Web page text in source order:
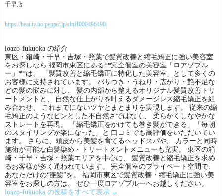
千早店
https://beauty.hotpepper.jp/slnH000496490/
loazo-fukuoka の紹介
東区・箱崎・千早・吉塚・照葉で髪質改善と縮毛矯正に強い美容室
をお探しなら 福岡市東区にある**完全個室の美容室「ロアゾブル
ー」**は、 「髪質改善と縮毛矯正に特化した美容室」として多くの
お客様に支持されています。 パサつき・うねり・広がり・艶不足な
どの髪の悩みに対し、 髪の内部から整えるオリジナル髪質改善トリ
ートメントと、 自然な仕上がりを叶えるダメージレス縮毛矯正を組
み合わせ、 これまでにないツヤとまとまりを実現します。 従来の縮
毛矯正のようなピンとした不自然さではなく、 柔らかくしなやかな
ストレートを再現。 「縮毛矯正をかけても巻き髪ができる」「毎朝
のスタイリングが楽になった」と 口コミでも高評価をいただいてい
ます。 さらに、頭皮から美髪を育てるヘッドスパや、 カラーと同時
施術が可能な白髪染め・トリートメントメニューも充実。 東区の箱
崎・千早・吉塚・照葉エリアを中心に、 髪質改善と縮毛矯正を求め
るお客様が多く通われています。 完全個室のプライベート空間で、
あなただけの“艶髪”を。 福岡市東区で髪質改善・縮毛矯正に強い美
容室をお探しの方は、 ぜひ一度ロアゾブルーへお越しください。
loazo-fukuoka の投稿をすべて表示 →